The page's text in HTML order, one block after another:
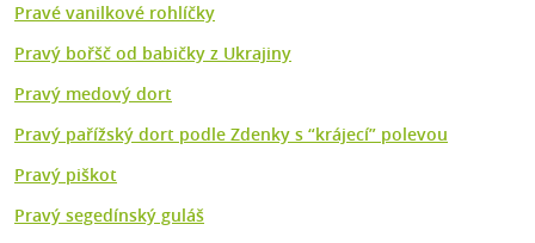
Pravé vanilkové rohlíčky
Pravý bořšč od babičky z Ukrajiny
Pravý medový dort
Pravý pařížský dort podle Zdenky s “krájecí” polevou
Pravý piškot
Pravý segedínský guláš